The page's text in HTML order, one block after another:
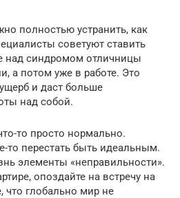
полностью устранить, как
советуют ставить
над синдромом отличницы
а потом уже в работе. Это
и даст больше
над собой.
то просто нормально.
то перестать быть идеальным.
элементы «неправильности».
опоздайте на встречу на
что глобально мир не